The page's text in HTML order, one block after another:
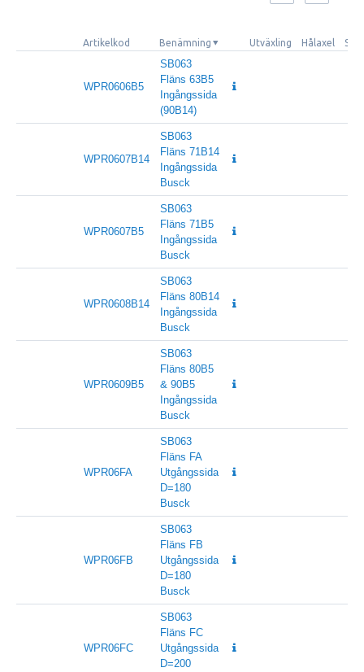
Artikelkod Benämning Utväxling Hålaxel
WPR0606B5
SB063
Fläns 63B5
Ingångssida
(90B14)
WPR0607B14
SB063
Fläns 71B14
Ingångssida
Busck
WPR0607B5
SB063
Fläns 71B5
Ingångssida
Busck
WPR0608B14
SB063
Fläns 80B14
Ingångssida
Busck
WPR0609B5
SB063
Fläns 80B5
& 90B5
Ingångssida
Busck
WPR06FA
SB063
Fläns FA
Utgångssida
D=180
Busck
WPR06FB
SB063
Fläns FB
Utgångssida
D=180
Busck
WPR06FC
SB063
Fläns FC
Utgångssida
D=200